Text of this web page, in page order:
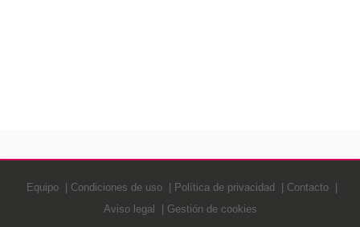
Equipo Condiciones de uso Política de privacidad
Contacto
Aviso legal
Gestión de cookies